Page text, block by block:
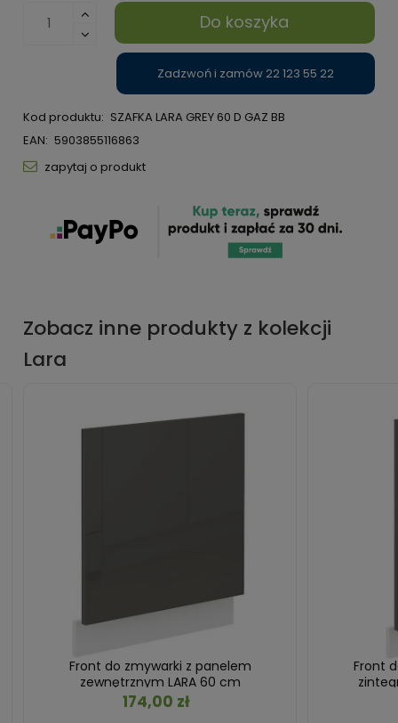
Do koszyka
Zadzwoń i zamów 22 123 55 22
Kod produktu: SZAFKA LARA GREY 60 D GAZ BB
EAN: 5903855116863
zapytaj o produkt
Zobacz inne produkty z kolekcji
Lara
Front do zmywarki z panelem
zewnętrznym LARA 60 cm
Grafit/Biały
174,00 zł
Front